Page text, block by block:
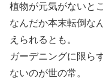
植物が元気がないと
なんだか本末転倒な
えられるとも。
ガーデニングに限ら
ないのが世の常。